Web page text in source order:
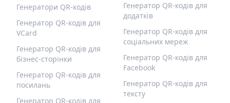
Генератори QR-кодів
Генератор QR-кодів для
VCard
Генератор QR-кодів для
бізнес-сторінки
Генератор QR-кодів для
посилань
Генератор QR-кодів для
Генератор QR-кодів для
додатків
Генератор QR-кодів для
соціальних мереж
Генератор QR-кодів для
Facebook
Генератор QR-кодів для
тексту